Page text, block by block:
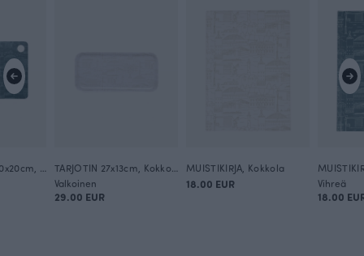
Valkoinen
29.00 EUR
MUISTIKIRJA, Kokkola
18.00 EUR
Vihreä
18.00